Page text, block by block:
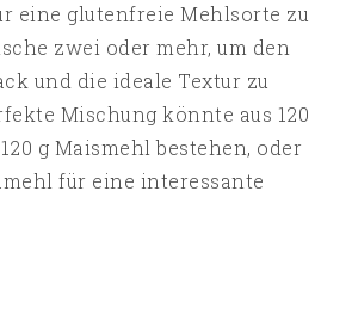
eine glutenfreie Mehlsorte zu
zwei oder mehr, um den
und die ideale Textur zu
Mischung könnte aus 120
g Maismehl bestehen, oder
für eine interessante